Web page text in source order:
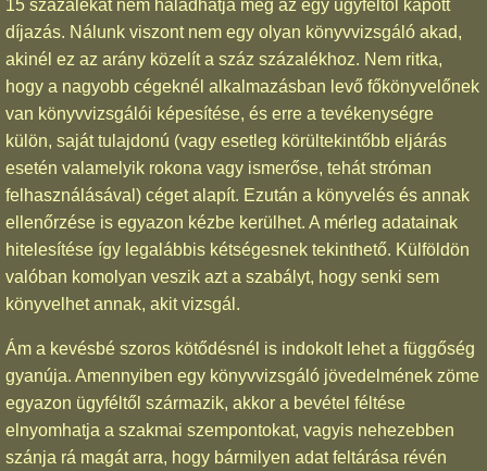
15 százalékát nem haladhatja meg az egy ügyféltől kapott
díjazás. Nálunk viszont nem egy olyan könyvvizsgáló akad,
akinél ez az arány közelít a száz százalékhoz. Nem ritka,
hogy a nagyobb cégeknél alkalmazásban levő főkönyvelőnek
van könyvvizsgálói képesítése, és erre a tevékenységre
külön, saját tulajdonú (vagy esetleg körültekintőbb eljárás
esetén valamelyik rokona vagy ismerőse, tehát stróman
felhasználásával) céget alapít. Ezután a könyvelés és annak
ellenőrzése is egyazon kézbe kerülhet. A mérleg adatainak
hitelesítése így legalábbis kétségesnek tekinthető. Külföldön
valóban komolyan veszik azt a szabályt, hogy senki sem
könyvelhet annak, akit vizsgál.
Ám a kevésbé szoros kötődésnél is indokolt lehet a függőség
gyanúja. Amennyiben egy könyvvizsgáló jövedelmének zöme
egyazon ügyféltől származik, akkor a bevétel féltése
elnyomhatja a szakmai szempontokat, vagyis nehezebben
szánja rá magát arra, hogy bármilyen adat feltárása révén